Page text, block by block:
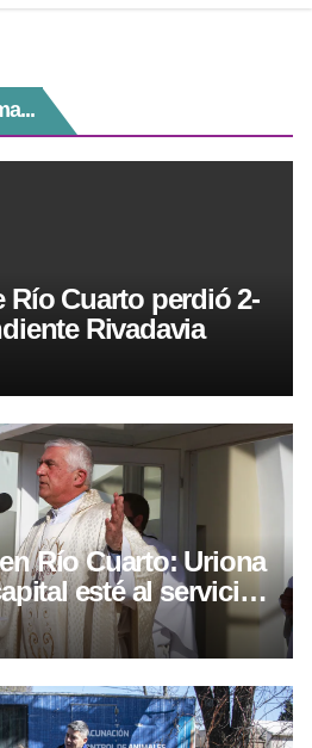
Río Cuarto perdió 2-
Rivadavia
Río Cuarto: Uriona
esté al servicio